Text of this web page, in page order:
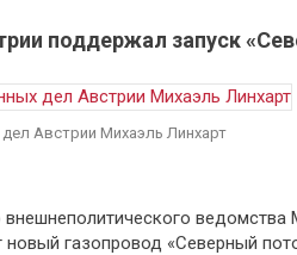
поддержал запуск
Австрии Михаэль Линхарт
внешнеполитического ведомства
газопровод «Северный